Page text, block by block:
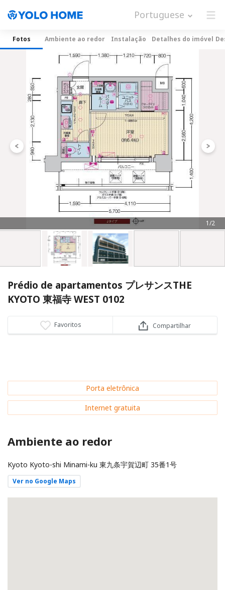
Portuguese
Fotos Ambiente ao redor Instalação Detalhes do imóvel
1/2
Prédio de apartamentos プレサンスTHE
KYOTO 東福寺 WEST 0102
Favoritos Compartilhar
Porta eletrônica
Internet gratuita
Ambiente ao redor
Kyoto Kyoto-shi Minami-ku 東九条宇賀辺町 35番1号
Ver no Google Maps